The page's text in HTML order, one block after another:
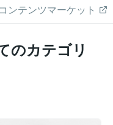
コンテンツマーケット
のカテゴリ